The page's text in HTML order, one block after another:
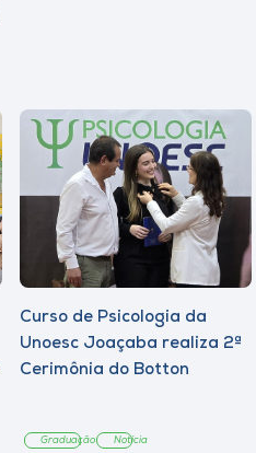
Curso de Psicologia da
Unoesc Joaçaba realiza 2ª
Cerimônia do Botton
Graduação Notícia